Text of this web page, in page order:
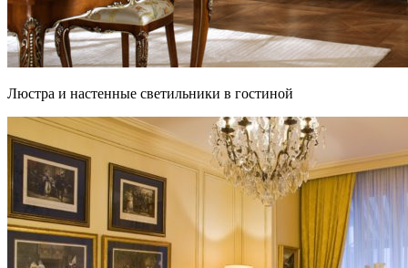
Люстра и настенные светильники в гостиной